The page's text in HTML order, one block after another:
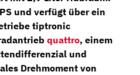
und verfügt über ein
tiptronic
quattro, einem
und
Drehmoment von